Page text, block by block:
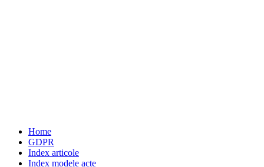
Home
GDPR
Index articole
Index modele acte